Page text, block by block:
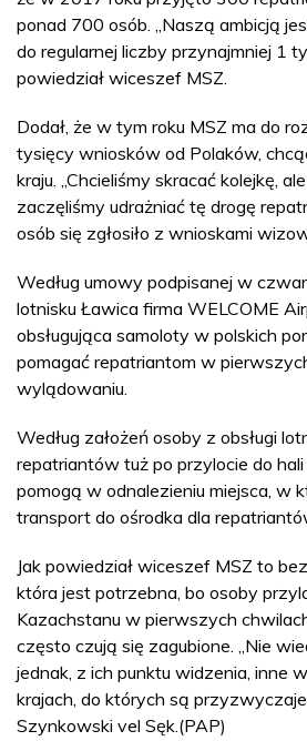
ponad 700 osób. „Naszą ambicją
do regularnej liczby przynajmniej 1
powiedział wiceszef MSZ.
Dodał, że w tym roku MSZ ma do
tysięcy wniosków od Polaków,
kraju. „Chcieliśmy skracać kolejkę,
zaczęliśmy udrażniać tę drogę
osób się zgłosiło z wnioskami
Według umowy podpisanej w
lotnisku Ławica firma WELCOME
obsługująca samoloty w polskich
pomagać repatriantom w
wylądowaniu.
Według założeń osoby z obsługi
repatriantów tuż po przylocie do hali
pomogą w odnalezieniu miejsca, w
transport do ośrodka dla
Jak powiedział wiceszef MSZ to
która jest potrzebna, bo osoby
Kazachstanu w pierwszych
często czują się zagubione. „Nie
jednak, z ich punktu widzenia, inne
krajach, do których są
Szynkowski vel Sęk.(PAP)